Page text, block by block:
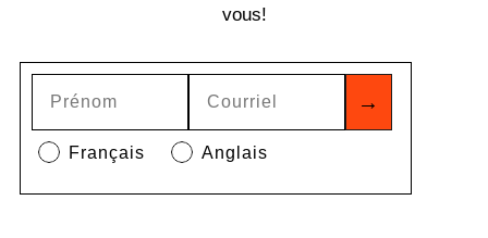
vous!
→
Français Anglais